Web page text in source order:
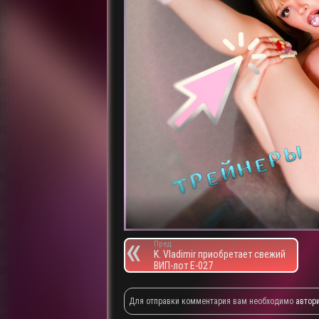
Пред.
K. Vladimir приобретает свежий
ВИП-лот E-027
Для отправки комментария вам необходимо